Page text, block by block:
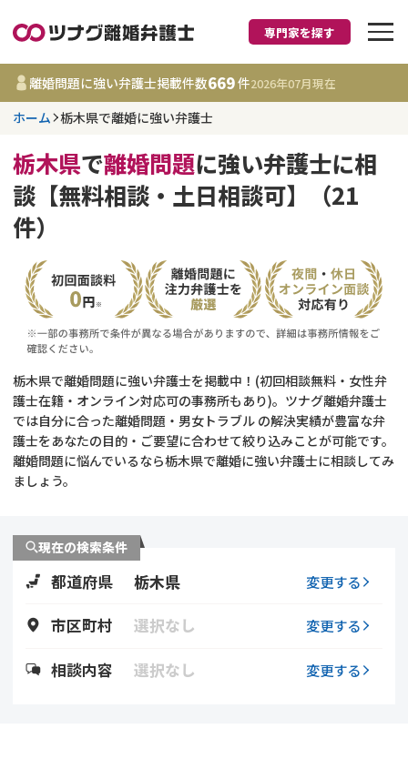
離婚に強い弁護士
事務所 669
件
更新日 :2026年07月31日
離婚前相談
DV
不貞・不倫慰謝料請求
費用相場
財産分与
養育費
離婚の相談先
専門家を探す
離婚問題に強い弁護士掲載件数669件2026年07月現在
ホーム 栃木県で離婚に強い弁護士
栃木県で離婚問題に強い弁護士に相
談【無料相談・土日相談可】（21
件）
栃木県で離婚問題に強い弁護士を掲載中！(初回相談無料・女性弁
護士在籍・オンライン対応可の事務所もあり)。ツナグ離婚弁護士
では自分に合った離婚問題・男女トラブル の解決実績が豊富な弁
護士をあなたの目的・ご要望に合わせて絞り込みことが可能です。
離婚問題に悩んでいるなら栃木県で離婚に強い弁護士に相談してみ
ましょう。
現在の検索条件
都道府県 栃木県 変更する
市区町村 選択なし 変更する
相談内容 選択なし 変更する